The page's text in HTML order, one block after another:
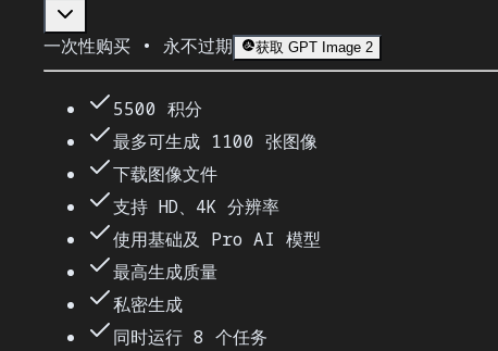
一次性购买 • 永不过期 获取 GPT Image 2
5500 积分
最多可生成 1100 张图像
下载图像文件
支持 HD、4K 分辨率
使用基础及 Pro AI 模型
最高生成质量
私密生成
同时运行 8 个任务